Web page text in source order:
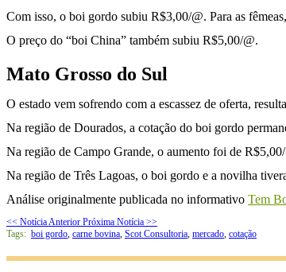
Com isso, o boi gordo subiu R$3,00/@. Para as
O preço do “boi China” também subiu R$5,00/@.
Mato Grosso do Sul
O estado vem sofrendo com a escassez de oferta,
Na região de Dourados, a cotação do boi gordo
Na região de Campo Grande, o aumento foi de
Na região de Três Lagoas, o boi gordo e a novilha
Análise originalmente publicada no informativo Tem
<< Notícia Anterior Próxima Notícia >>
Tags: boi gordo carne bovina Scot Consultoria mercado cotação